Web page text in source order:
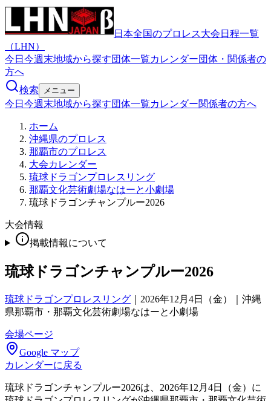
日本全国のプロレス大会日程一覧
（LHN）
今日 今週末地域から探す団体一覧カレンダー団体・関係者の
方へ
検索
メニュー
今日 今週末地域から探す団体一覧カレンダー関係者の方へ
ホーム
沖縄県のプロレス
那覇市のプロレス
大会カレンダー
琉球ドラゴンプロレスリング
那覇文化芸術劇場なはーと小劇場
琉球ドラゴンチャンプルー2026
大会情報
掲載情報について
琉球ドラゴンチャンプルー2026
琉球ドラゴンプロレスリング
2026年12月4日（金）｜沖縄
県那覇市・那覇文化芸術劇場なはーと小劇場
会場ページ
Google マップ
カレンダーに戻る
琉球ドラゴンチャンプルー2026は、2026年12月4日（金）に